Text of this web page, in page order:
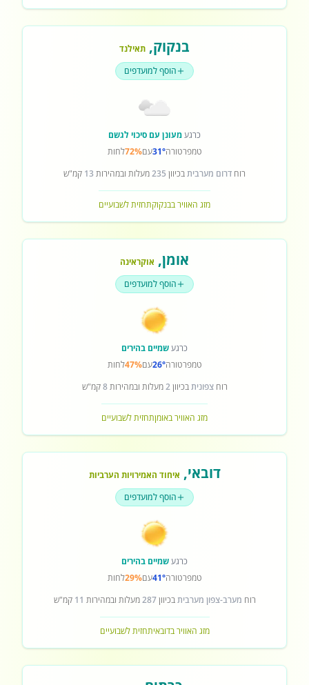
בנקוק, תאילנד
הוסף למועדפים
כרגעמעונן עם סיכוי לגשם
טמפרטורה31°עם72%לחות
רוח דרום מערביתבכיוון 235מעלות ובמהירות 13 קמ"ש
מזג האוויר בבנקוקתחזית לשבועיים
אומן, אוקראינה
הוסף למועדפים
כרגעשמיים בהירים
טמפרטורה26°עם47%לחות
רוחצפוניתבכיוון2מעלות ובמהירות8קמ"ש
מזג האוויר באומןתחזית לשבועיים
דובאי, איחוד האמירויות הערביות
הוסף למועדפים
כרגעשמיים בהירים
טמפרטורה41°עם29%לחות
רוח מערב-צפון מערביתבכיוון287מעלות ובמהירות 11 קמ"ש
מזג האוויר בדובאיתחזית לשבועיים